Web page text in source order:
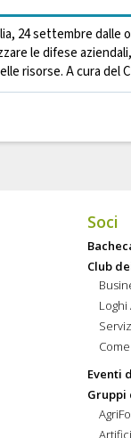
24 settembre dalle
le difese
risorse. A cura del
Soci
Club
Loghi
Eventi
Gruppi